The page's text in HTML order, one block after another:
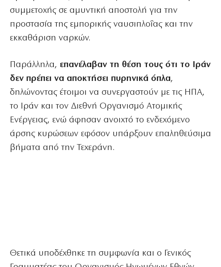
συμμετοχής σε αμυντική αποστολή για την
προστασία της εμπορικής ναυσιπλοΐας και την
εκκαθάριση ναρκών.
Παράλληλα, επανέλαβαν τη θέση τους ότι το Ιράν
δεν πρέπει να αποκτήσει πυρηνικά όπλα,
δηλώνοντας έτοιμοι να συνεργαστούν με τις ΗΠΑ,
το Ιράν και τον Διεθνή Οργανισμό Ατομικής
Ενέργειας, ενώ άφησαν ανοιχτό το ενδεχόμενο
άρσης κυρώσεων εφόσον υπάρξουν επαληθεύσιμα
βήματα από την Τεχεράνη.
Θετικά υποδέχθηκε τη συμφωνία και ο Γενικός